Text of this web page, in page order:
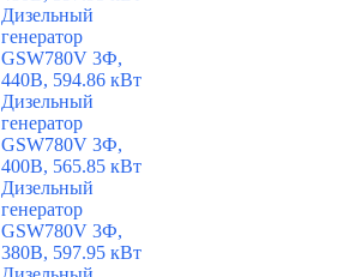
Дизельный
генератор
GSW780V 3Ф,
440В, 594.86 кВт
Дизельный
генератор
GSW780V 3Ф,
400В, 565.85 кВт
Дизельный
генератор
GSW780V 3Ф,
380В, 597.95 кВт